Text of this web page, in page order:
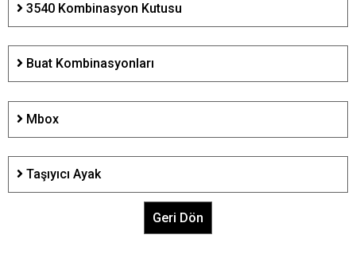
3540 Kombinasyon Kutusu
Buat Kombinasyonları
Mbox
Taşıyıcı Ayak
Geri Dön